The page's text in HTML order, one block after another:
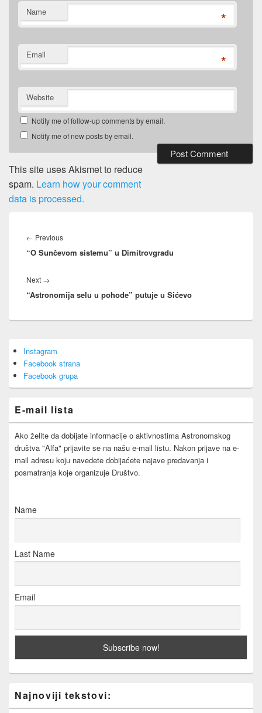
Name *
Email *
Website
Notify me of follow-up comments by email.
Notify me of new posts by email.
This site uses Akismet to reduce
spam. Learn how your comment
data is processed.
navigation
← PreviousPrevious
post:
“O Sunčevom sistemu” u Dimitrovgradu
Next →
post:
“Astronomija selu u pohode” putuje u Sićevo
Sidebar
Widget
Area
Instagram
Facebook strana
Facebook grupa
E-mail lista
Ako želite da dobijate informacije o aktivnostima Astronomskog
društva "Alfa" prijavite se na našu e-mail listu. Nakon prijave na e-
mail adresu koju navedete dobijaćete najave predavanja i
posmatranja koje organizuje Društvo.
Name
Last Name
Email
Najnoviji tekstovi: